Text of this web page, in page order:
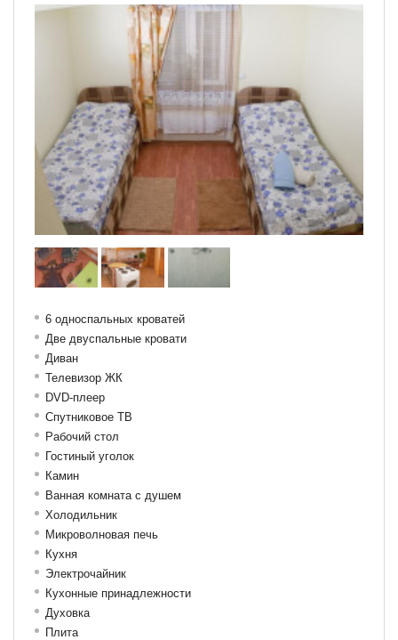
6 односпальных кроватей
Две двуспальные кровати
Диван
Телевизор ЖК
DVD-плеер
Спутниковое ТВ
Рабочий стол
Гостиный уголок
Камин
Ванная комната с душем
Холодильник
Микроволновая печь
Кухня
Электрочайник
Кухонные принадлежности
Духовка
Плита